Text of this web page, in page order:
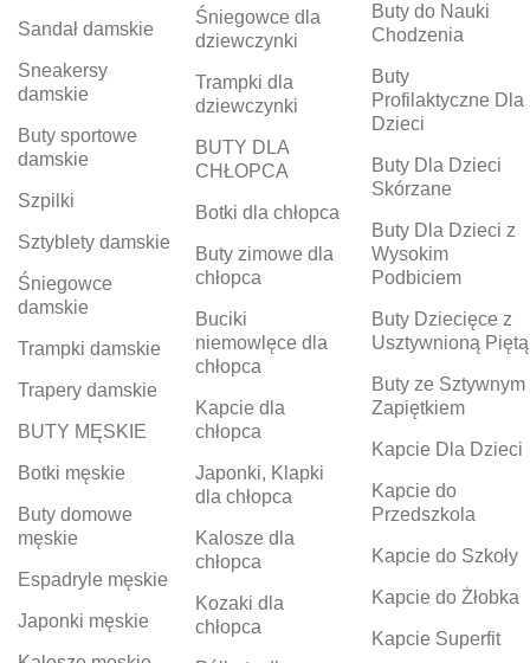
Sandał damskie
Sneakersy
damskie
Buty sportowe
damskie
Szpilki
Sztyblety damskie
Śniegowce
damskie
Trampki damskie
Trapery damskie
BUTY MĘSKIE
Botki męskie
Buty domowe
męskie
Espadryle męskie
Japonki męskie
Śniegowce dla
dziewczynki
Trampki dla
dziewczynki
BUTY DLA
CHŁOPCA
Botki dla chłopca
Buty zimowe dla
chłopca
Buciki
niemowlęce dla
chłopca
Kapcie dla
chłopca
Japonki, Klapki
dla chłopca
Kalosze dla
chłopca
Kozaki dla
chłopca
Buty do Nauki
Chodzenia
Buty
Profilaktyczne Dla
Dzieci
Buty Dla Dzieci
Skórzane
Buty Dla Dzieci z
Wysokim
Podbiciem
Buty Dziecięce z
Usztywnioną Piętą
Buty ze Sztywnym
Zapiętkiem
Kapcie Dla Dzieci
Kapcie do
Przedszkola
Kapcie do Szkoły
Kapcie do Żłobka
Kapcie Superfit